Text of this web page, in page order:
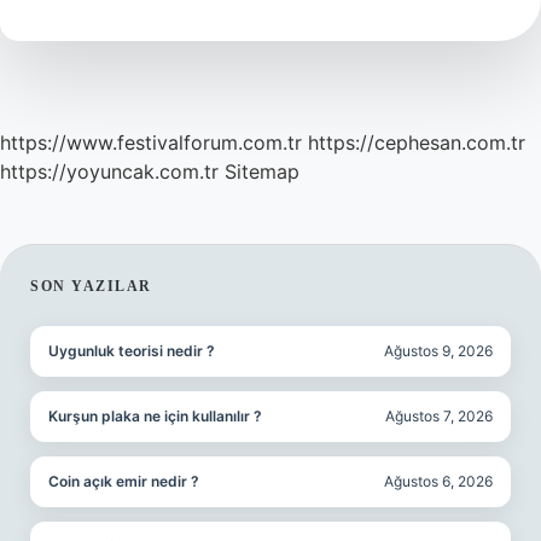
https://www.festivalforum.com.tr https://cephesan.com.tr
https://yoyuncak.com.tr Sitemap
SIDEBAR
SON YAZILAR
Uygunluk teorisi nedir ? Ağustos 9, 2026
Kurşun plaka ne için kullanılır ? Ağustos 7, 2026
Coin açık emir nedir ? Ağustos 6, 2026